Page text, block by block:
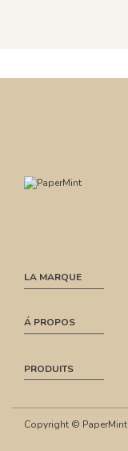
LA MARQUE
Á PROPOS
PRODUITS
Copyright © PaperMint